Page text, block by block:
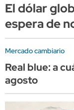
El dólar
espera de
Mercado cambiario
Real blue: a
agosto